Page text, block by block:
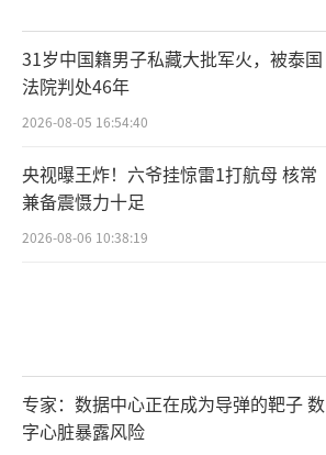
31岁中国籍男子私藏大批军火，被泰国
法院判处46年
2026-08-05 16:54:40
央视曝王炸！六爷挂惊雷1打航母 核常
兼备震慑力十足
2026-08-06 10:38:19
专家：数据中心正在成为导弹的靶子 数
字心脏暴露风险